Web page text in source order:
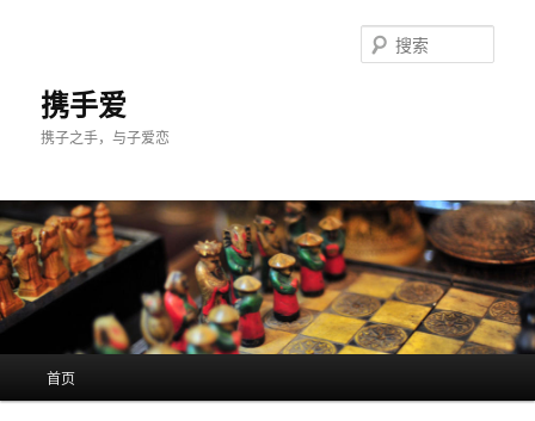
携手爱
携子之手，与子爱恋
索
首页